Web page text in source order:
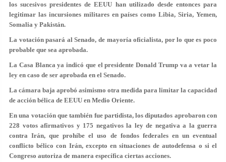
los sucesivos presidentes de EEUU han utilizado desde entonces para
legitimar las incursiones militares en países como Libia, Siria, Yemen,
Somalia y Pakistán.
La votación pasará al Senado, de mayoría oficialista, por lo que es poco
probable que sea aprobada.
La Casa Blanca ya indicó que el presidente Donald Trump va a vetar la
ley en caso de ser aprobada en el Senado.
La cámara baja aprobó asimismo otra medida para limitar la capacidad
de acción bélica de EEUU en Medio Oriente.
En una votación que también fue partidista, los diputados aprobaron con
228 votos afirmativos y 175 negativos la ley de negativa a la guerra
contra Irán, que prohíbe el uso de fondos federales en un eventual
conflicto bélico con Irán, excepto en situaciones de autodefensa o si el
Congreso autoriza de manera específica ciertas acciones.